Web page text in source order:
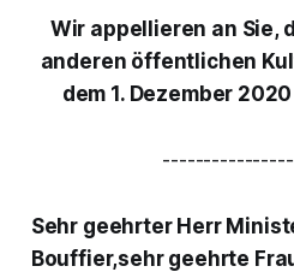
Wir appellieren an Sie,
anderen öffentlichen
dem 1. Dezember
Sehr geehrter Herr
Bouffier,sehr geehrte